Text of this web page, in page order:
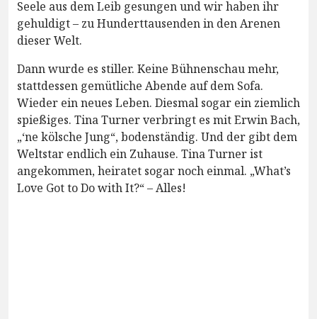
Seele aus dem Leib gesungen und wir haben ihr
gehuldigt – zu Hunderttausenden in den Arenen
dieser Welt.
Dann wurde es stiller. Keine Bühnenschau mehr,
stattdessen gemütliche Abende auf dem Sofa.
Wieder ein neues Leben. Diesmal sogar ein ziemlich
spießiges. Tina Turner verbringt es mit Erwin Bach,
„‘ne kölsche Jung“, bodenständig. Und der gibt dem
Weltstar endlich ein Zuhause. Tina Turner ist
angekommen, heiratet sogar noch einmal. „What’s
Love Got to Do with It?“ – Alles!